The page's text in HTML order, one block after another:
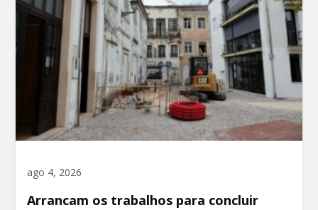
ago 4, 2026
Arrancam os trabalhos para concluir